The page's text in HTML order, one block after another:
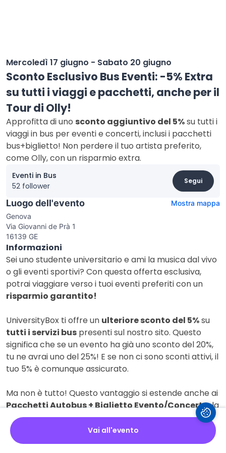
Mercoledì 17 giugno - Sabato 20 giugno
Sconto Esclusivo Bus Eventi: -5% Extra
su tutti i viaggi e pacchetti, anche per il
Tour di Olly!
Approfitta di uno sconto aggiuntivo del 5%su tutti i
viaggi in bus per eventi e concerti, inclusi i pacchetti
bus+biglietto! Non perdere il tuo artista preferito,
come Olly, con un risparmio extra.
Eventi in Bus
52 follower
Segui
Luogo dell'evento
Mostra mappa
Genova
Via Giovanni de Prà 1
16139 GE
Informazioni
Sei uno studente universitario e ami la musica dal vivo
o gli eventi sportivi? Con questa offerta esclusiva,
potrai viaggiare verso i tuoi eventi preferiti con un
risparmio garantito!
UniversityBox ti offre un ulteriore sconto del 5%su
tutti i servizi bus presenti sul nostro sito. Questo
significa che se un evento ha già uno sconto del 20%,
tu ne avrai uno del 25%! E se non ci sono sconti attivi, il
tuo 5% è comunque assicurato.
Ma non è tutto! Questo vantaggio si estende anche ai
Pacchetti Autobus + Biglietto Evento/Concerto, la
soluzione più comoda e conveniente per non perderti
nulla. Immagina di seguire il tuo artista del cuore,
comeOllynel suo 'Tutta la Vita Tour 2025/2026', o di
Vai all'evento